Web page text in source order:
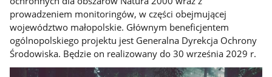
prowadzeniem monitoringów, w części obejmującej
województwo małopolskie. Głównym beneficjentem
ogólnopolskiego projektu jest Generalna Dyrekcja Ochrony
Środowiska. Będzie on realizowany do 30 września 2029 r.